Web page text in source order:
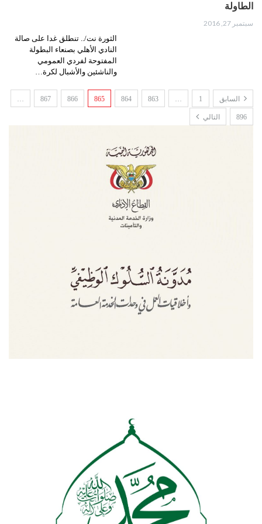
الطاولة
سبتمبر 27, 2016
الثورة نت/.. تنطلق غدا على صالة
النادي الأهلي بصنعاء البطولة
المفتوحة لفردي العمومي
والناشئين والأشبال لكرة…
السابق 1
…
863
864
865
866
867
…
896 التالي